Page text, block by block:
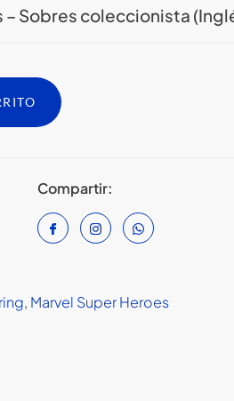
– Sobres coleccionista
Compartir:
, Marvel Super Heroes